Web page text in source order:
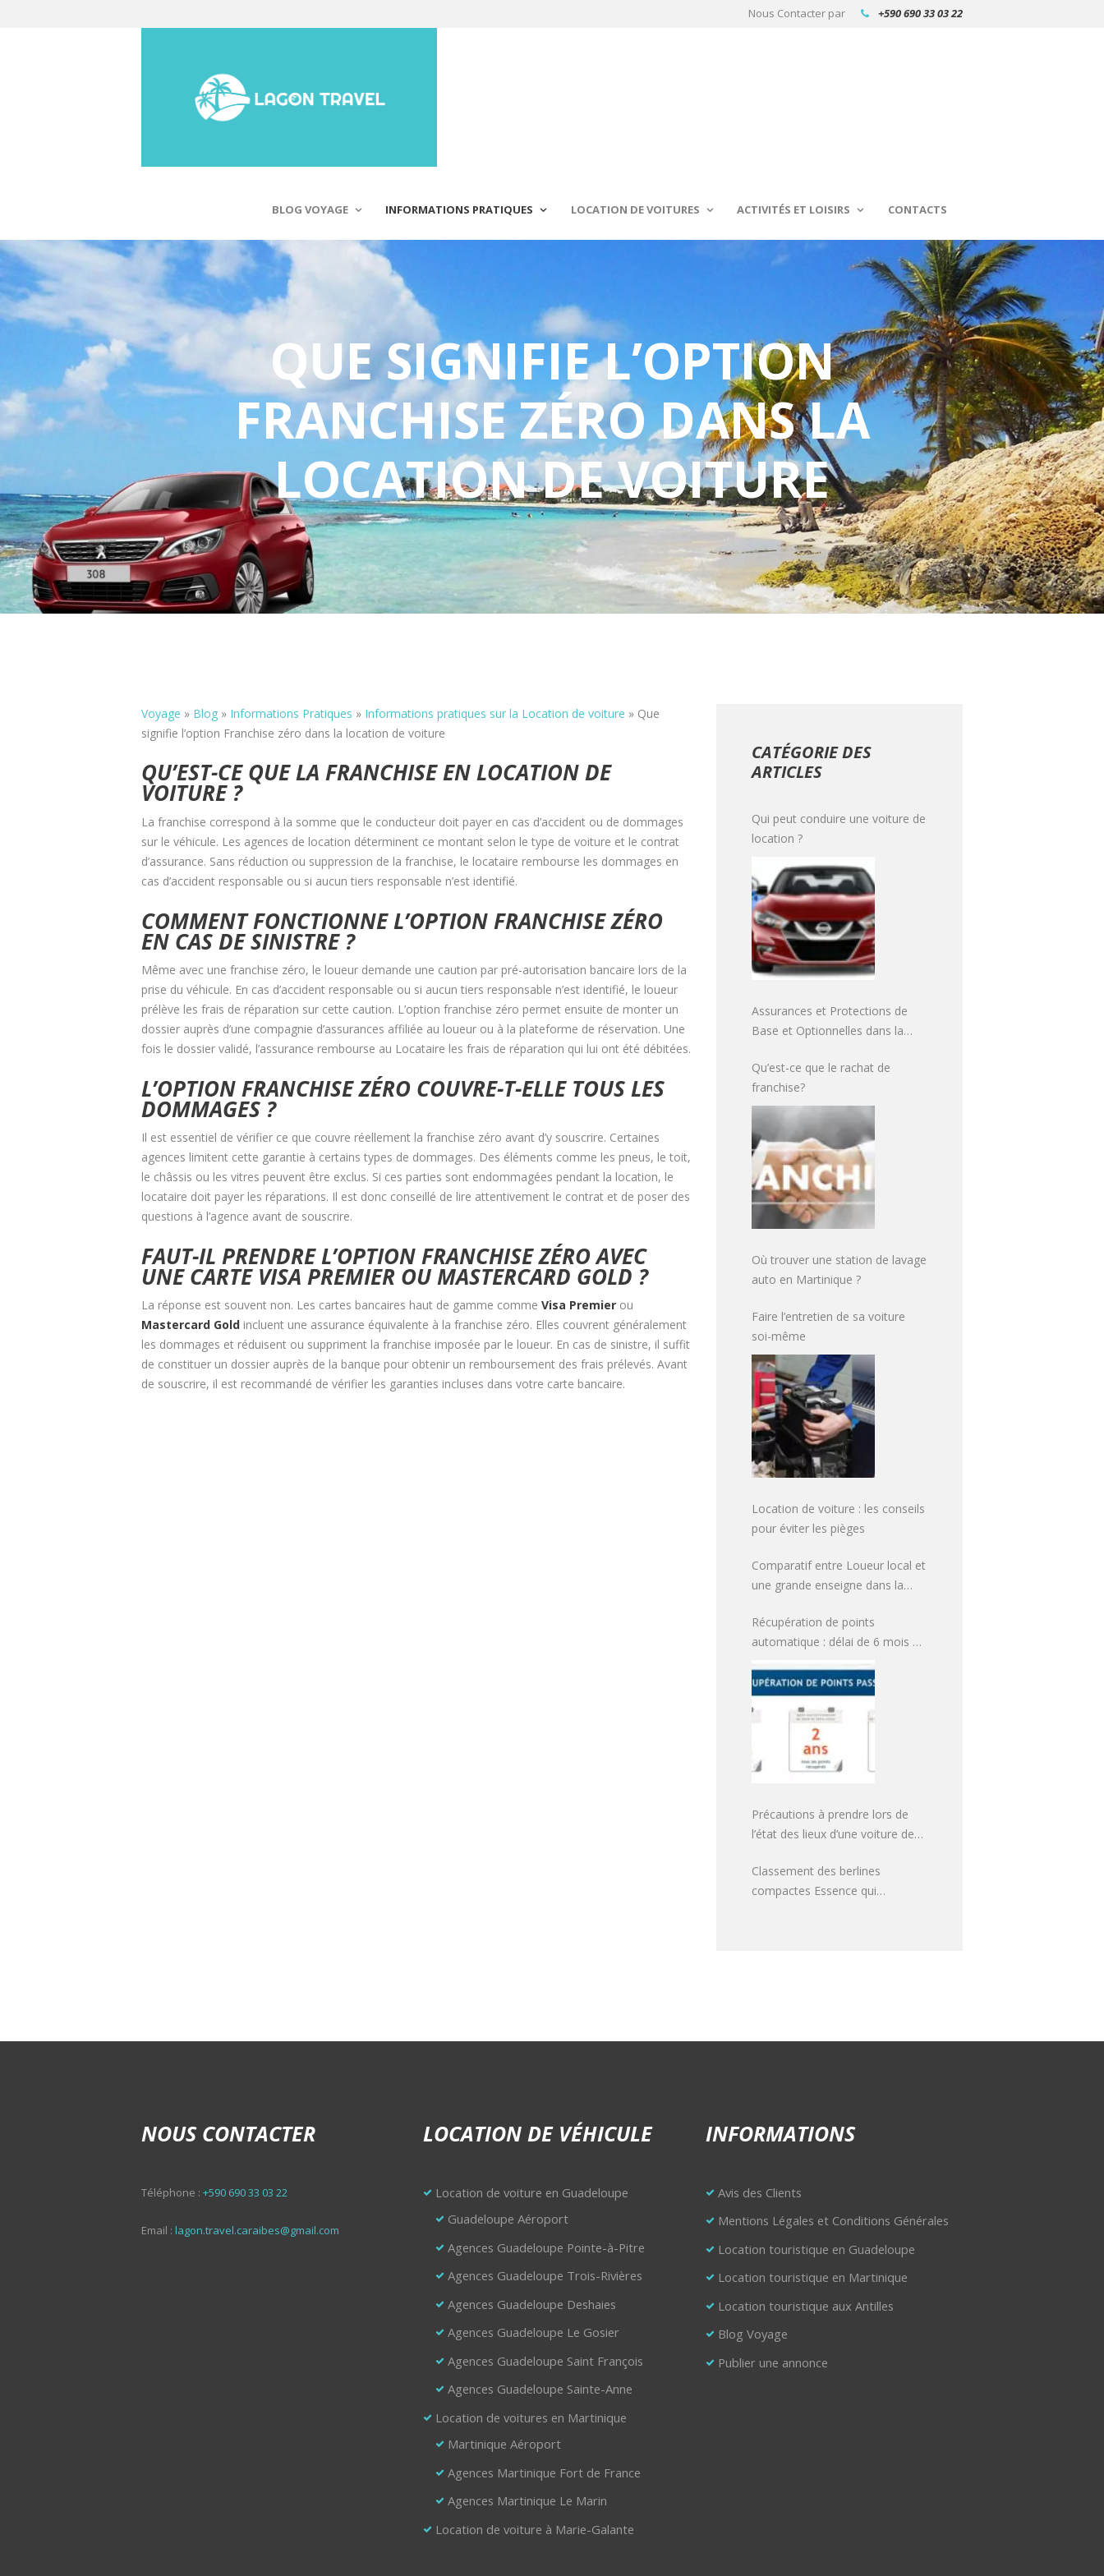
Nous Contacter par +590 690 33 03 22
BLOG VOYAGE INFORMATIONS PRATIQUES LOCATION DE VOITURES ACTIVITÉS ET LOISIRS CONTACTS
QUE SIGNIFIE L’OPTION
FRANCHISE ZÉRO DANS LA
LOCATION DE VOITURE
Voyage » Blog » Informations Pratiques » Informations pratiques sur la Location de voiture » Que
signifie l’option Franchise zéro dans la location de voiture
QU’EST-CE QUE LA FRANCHISE EN LOCATION DE
VOITURE ?
La franchise correspond à la somme que le conducteur doit payer en cas d’accident ou de dommages
sur le véhicule. Les agences de location déterminent ce montant selon le type de voiture et le contrat
d’assurance. Sans réduction ou suppression de la franchise, le locataire rembourse les dommages en
cas d’accident responsable ou si aucun tiers responsable n’est identifié.
COMMENT FONCTIONNE L’OPTION FRANCHISE ZÉRO
EN CAS DE SINISTRE ?
Même avec une franchise zéro, le loueur demande une caution par pré-autorisation bancaire lors de la
prise du véhicule. En cas d’accident responsable ou si aucun tiers responsable n’est identifié, le loueur
prélève les frais de réparation sur cette caution. L’option franchise zéro permet ensuite de monter un
dossier auprès d’une compagnie d’assurances affiliée au loueur ou à la plateforme de réservation. Une
fois le dossier validé, l’assurance rembourse au Locataire les frais de réparation qui lui ont été débitées.
L’OPTION FRANCHISE ZÉRO COUVRE-T-ELLE TOUS LES
DOMMAGES ?
Il est essentiel de vérifier ce que couvre réellement la franchise zéro avant d’y souscrire. Certaines
agences limitent cette garantie à certains types de dommages. Des éléments comme les pneus, le toit,
le châssis ou les vitres peuvent être exclus. Si ces parties sont endommagées pendant la location, le
locataire doit payer les réparations. Il est donc conseillé de lire attentivement le contrat et de poser des
questions à l’agence avant de souscrire.
FAUT-IL PRENDRE L’OPTION FRANCHISE ZÉRO AVEC
UNE CARTE VISA PREMIER OU MASTERCARD GOLD ?
La réponse est souvent non. Les cartes bancaires haut de gamme comme Visa Premier ou
Mastercard Gold incluent une assurance équivalente à la franchise zéro. Elles couvrent généralement
les dommages et réduisent ou suppriment la franchise imposée par le loueur. En cas de sinistre, il suffit
de constituer un dossier auprès de la banque pour obtenir un remboursement des frais prélevés. Avant
de souscrire, il est recommandé de vérifier les garanties incluses dans votre carte bancaire.
CATÉGORIE DES
ARTICLES
Qui peut conduire une voiture de
location ?
Assurances et Protections de
Base et Optionnelles dans la
Qu’est-ce que le rachat de
franchise?
Où trouver une station de lavage
auto en Martinique ?
Faire l’entretien de sa voiture
soi-même
Location de voiture : les conseils
pour éviter les pièges
Comparatif entre Loueur local et
une grande enseigne dans la
Récupération de points
automatique : délai de 6 mois à
Précautions à prendre lors de
l’état des lieux d’une voiture de
Classement des berlines
compactes Essence qui
NOUS CONTACTER
Téléphone : +590 690 33 03 22
Email : lagon.travel.caraibes@gmail.com
LOCATION DE VÉHICULE
Location de voiture en Guadeloupe
Guadeloupe Aéroport
Agences Guadeloupe Pointe-à-Pitre
Agences Guadeloupe Trois-Rivières
Agences Guadeloupe Deshaies
Agences Guadeloupe Le Gosier
Agences Guadeloupe Saint François
Agences Guadeloupe Sainte-Anne
Location de voitures en Martinique
Martinique Aéroport
Agences Martinique Fort de France
Agences Martinique Le Marin
Location de voiture à Marie-Galante
INFORMATIONS
Avis des Clients
Mentions Légales et Conditions Générales
Location touristique en Guadeloupe
Location touristique en Martinique
Location touristique aux Antilles
Blog Voyage
Publier une annonce